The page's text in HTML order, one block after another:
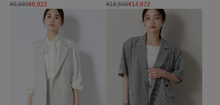
¥9,889¥6,922
¥18,590¥14,872